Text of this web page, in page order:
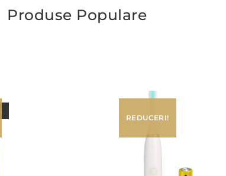
Produse Populare
REDUCERI!